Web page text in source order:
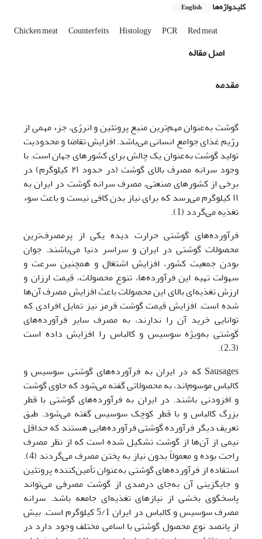
کلیدواژه‌ها English
Chicken meat Counterfeits Histology PCR Red meat
اصل مقاله
مقدمه
گوشت به‌عنوان مهم‌ترین منبع پروتئین و انرژی، جزء مهمی از
رژیم غذای جوامع انسانی می‌باشد. افزایش تقاضا و محدودیت
تولید گوشت به‌عنوان یک چالش برای کشورهای جهان است. با
وجود سرانه مصرف بالای گوشت (در حدود ۲۱ کیلوگرم) در
برخی از کشورهای صنعتی، مصرف سرانه گوشت در ایران به
۱۱ کیلوگرم می‌رسد که برای نیاز بدن کافی نیست و باعث سوء
تغذیه می‌گردد (1).
فرآورده‌های گوشتی حرارت دیده یکی از پرمصرف‌ترین
محصولات گوشتی در ایران و سراسر دنیا می‌باشند. جوان
بودن جمعیت کشور، افزایش اشتغال و همچنین سرعت و
سهولت تهیه این فرآورده‌ها، تنوع محصولات، قیمت ارزان و
ارزش تغذیه‌ای بالای این محصولات باعث افزایش مصرف آن‌ها
شده است. افزایش قیمت گوشت قرمز نیز تمایل افرادی که
توانایی خرید آن را ندارند، به مصرف سایر فرآورده‌های
گوشتی به‌ویژه سوسیس و کالباس را افزایش داده است
(2،3).
Sausages که در ایران به فرآورده‌های گوشتی سوسیس و
کالباس موسوم‌اند، به محصولاتی گفته می‌شود که حاوی گوشت
و افزودنی باشند. در ایران به فرآورده‌های گوشتی با قطر
بزرگ کالباس و با قطر کوچک سوسیس گفته می‌شود. طبق
تعریف دیگر فرآورده گوشتی ‏فرآورده‌هایی هستند که حداقل
نیمی از آن‌ها از گوشت تشکیل شده است که از نظر مصرف
راحت بوده و معمولاً بدون نیاز به پختن مصرف می‌گردند (4).
استفاده از فرآورده‌های گوشتی به‌عنوان تأمین‌کننده‌ پروتئین
و جایگزینی آن به‌جای درصدی از گوشت مصرفی می‌تواند
پاسخگوی بخشی از نیازهای تغذیه‌ای جامعه باشد. سرانه‌
مصرف سوسیس و کالباس در ایران 5/1 کیلوگرم است. بیش
از پانصد نوع محصول گوشتی با اسامی مختلف وجود دارد در